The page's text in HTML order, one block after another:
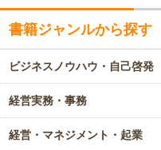
書籍ジャンルから探す
ビジネスノウハウ・自己啓発
経営実務・事務
経営・マネジメント・起業